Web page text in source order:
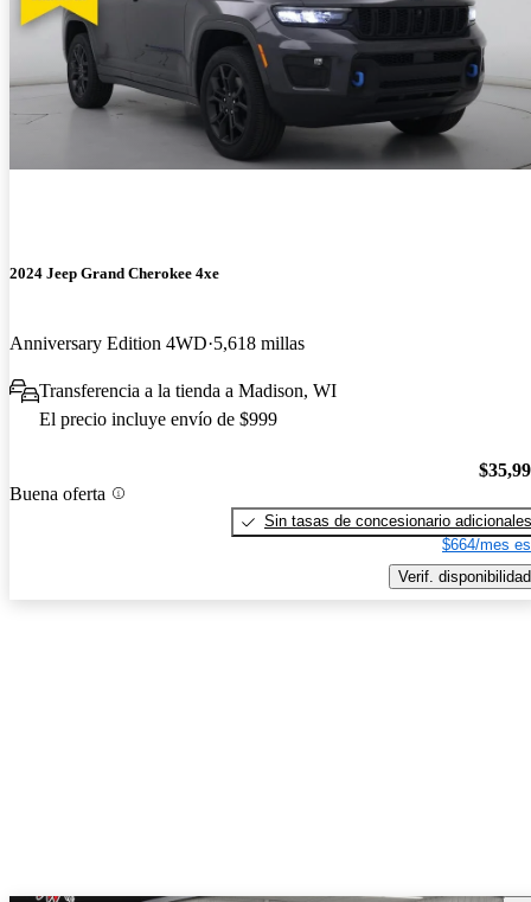
2024 Jeep Grand Cherokee 4xe
Anniversary Edition 4WD 5,618 millas
Transferencia a la tienda a Madison, WI
El precio incluye envío de $999
Buena oferta
Sin tasas de concesionario adicionales
$664/mes
Verif. disponibilidad